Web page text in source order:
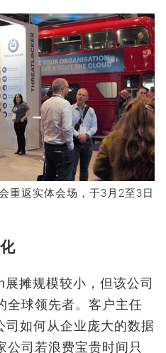
重返实体会场，于3月2至3日
摊规模较小，但该公司
全球领先者。客户主任
如何从企业庞大的数据
公司若浪费宝贵时间只